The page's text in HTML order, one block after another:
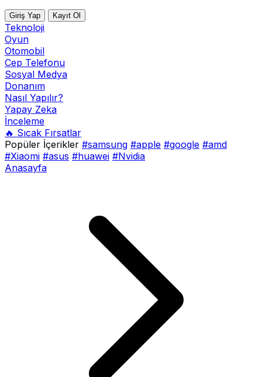
Giriş Yap Kayıt Ol
Teknoloji
Oyun
Otomobil
Cep Telefonu
Sosyal Medya
Donanım
Nasıl Yapılır?
Yapay Zeka
İnceleme
🔥 Sıcak Fırsatlar
Popüler İçerikler #samsung #apple #google #amd
#Xiaomi #asus #huawei #Nvidia
Anasayfa